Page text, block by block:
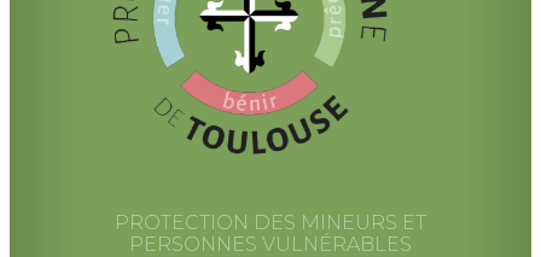
PROTECTION DES MINEURS ET
PERSONNES VULNÉRABLES